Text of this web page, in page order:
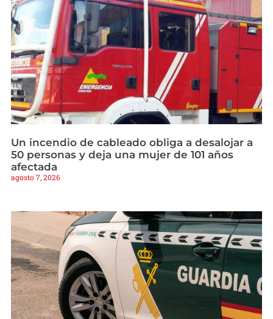
Un incendio de cableado obliga a desalojar a
50 personas y deja una mujer de 101 años
afectada
agosto 7, 2026